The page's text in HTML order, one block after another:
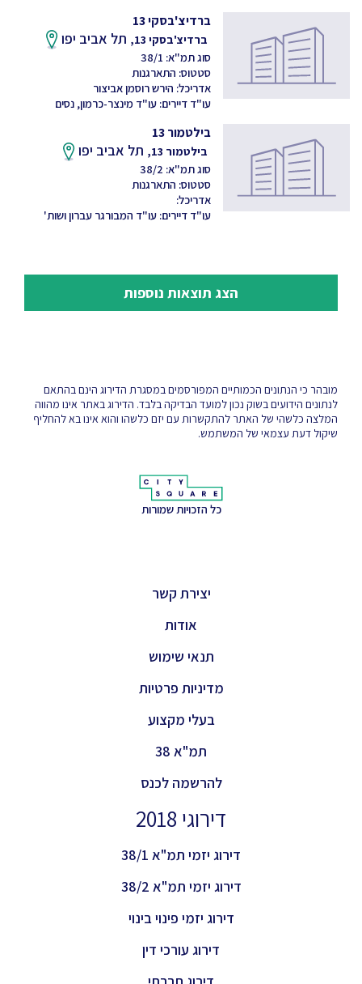
ברדיצ'בסקי 13
ברדיצ'בסקי 13, תל אביב יפו
סוג תמ"א: 38/1
סטטוס: התארגנות
אדריכל: הירש רוסמן אביצור
עו"ד דיירים: עו"ד מינצר-כרמון, נסים
בילטמור 13
בילטמור 13, תל אביב יפו
סוג תמ"א: 38/2
סטטוס: התארגנות
אדריכל:
עו"ד דיירים: עו"ד המבורגר עברון ושות'
הצג תוצאות נוספות
מובהר כי הנתונים הכמותיים המפורסמים במסגרת הדירוג הינם בהתאם
לנתונים הידועים בשוק נכון למועד הבדיקה בלבד. הדירוג באתר אינו מהווה
המלצה כלשהי של האתר להתקשרות עם יזם כלשהו והוא אינו בא להחליף
שיקול דעת עצמאי של המשתמש.
כל הזכויות שמורות
יצירת קשר
אודות
תנאי שימוש
מדיניות פרטיות
בעלי מקצוע
תמ"א 38
להרשמה לכנס
דירוגי 2018
דירוג יזמי תמ"א 38/1
דירוג יזמי תמ"א 38/2
דירוג יזמי פינוי בינוי
דירוג עורכי דין